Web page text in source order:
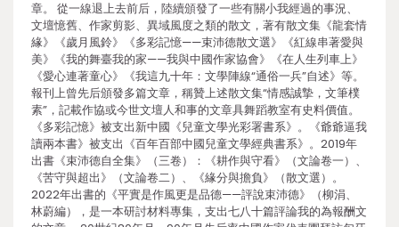
章。 從一線退上去前后，陸續頒發了一些有關小我經過的事況、
文壇憶舊、作家剪影、異域風度之類的散文，著有散文集《龍套情
緣》《歲月風鈴》《多彩記憶——束沛德散文選》《紅線串著愛與
美》《我的舞臺我的家——我與中國作家協會》《在人生列車上》
《愛心連著童心》《我這九十年：文學陣線“通俗一兵”自述》等。
報刊上曾先后頒發多篇文章，稱贊上述散文集“情感誠摯，文筆樸
素”，記載作協或今世文壇人和事的文章具舞蹈教室有史料價值。
《多彩記憶》被支出新中國《兒童文學光彩署書系》。《爺爺逼我
讀兩本書》被支出《百年百部中國兒童文學經典書系》。2019年
出書《束沛德自全集》（三卷）：《耕作與守看》（文論卷一）、
《苦守與超出》（文論卷二）、《緣分與擔負》（散文選）。
2022年出書的《平實是作風更是品德——評說束沛德》（柳涓、
林蔚編），是一本研討材料專集，支出七八十篇評論我的為報酬文